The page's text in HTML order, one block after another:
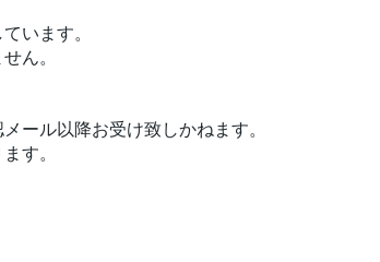
います。
ん。
ール以降お受け致しかねます。
す。